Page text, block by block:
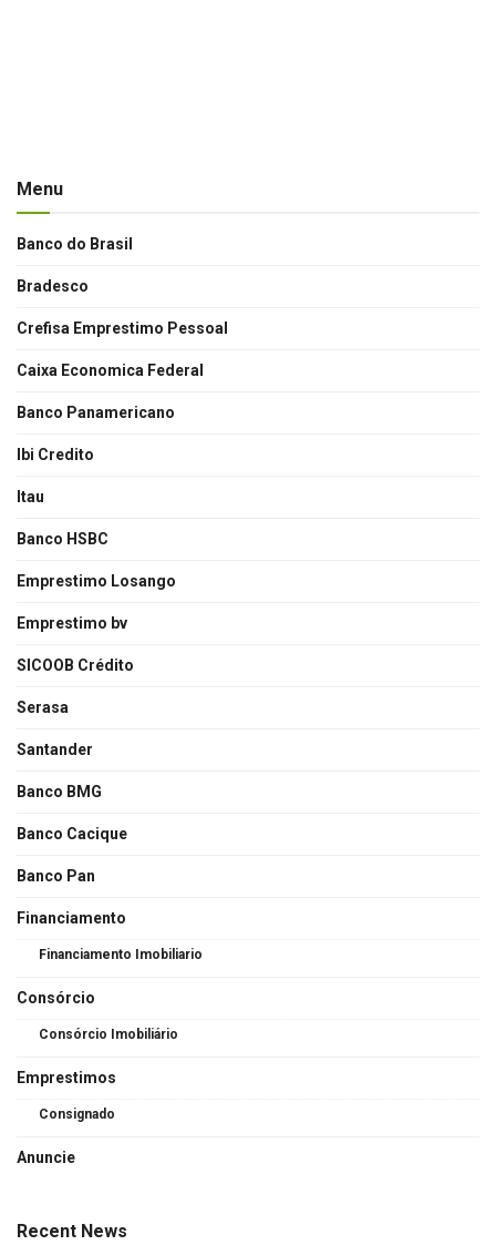
Menu
Banco do Brasil
Bradesco
Crefisa Emprestimo Pessoal
Caixa Economica Federal
Banco Panamericano
Ibi Credito
Itau
Banco HSBC
Emprestimo Losango
Emprestimo bv
SICOOB Crédito
Serasa
Santander
Banco BMG
Banco Cacique
Banco Pan
Financiamento
Financiamento Imobiliario
Consórcio
Consórcio Imobiliário
Emprestimos
Consignado
Anuncie
Recent News